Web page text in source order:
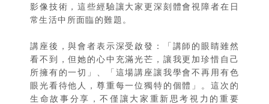
影像技術，這些經驗讓大家更深刻體會視障者在日
常生活中所面臨的難題。
講座後，與會者表示深受啟發：「講師的眼睛雖然
看不到，但她的心中充滿光芒，讓我更加珍惜自己
所擁有的一切」、「這場講座讓我學會不再用有色
眼光看待他人，尊重每一位獨特的個體」。這次的
生命故事分享，不僅讓大家重新思考視力的重要